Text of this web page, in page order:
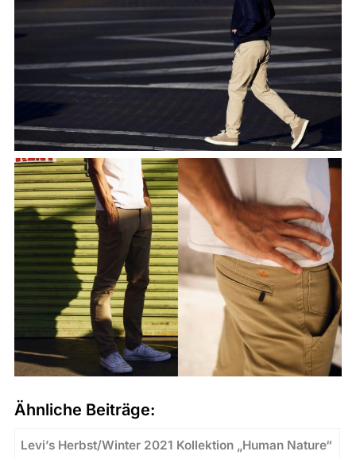
Ähnliche Beiträge:
Levi’s Herbst/Winter 2021 Kollektion „Human Nature“